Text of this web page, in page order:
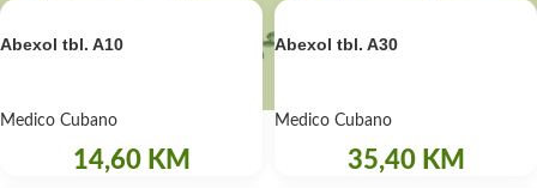
Abexol tbl. A10
Medico Cubano
14,60 KM
Abexol tbl. A30
Medico Cubano
35,40 KM